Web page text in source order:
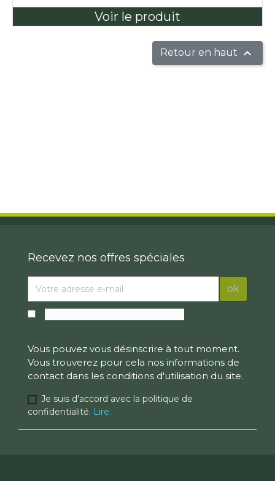
Voir le produit
Retour en haut 
Recevez nos offres spéciales
Vous pouvez vous désinscrire à tout moment.
Vous trouverez pour cela nos informations de
contact dans les conditions d'utilisation du site.
Je suis d'accord avec la politique de
confidentialité. Lire.